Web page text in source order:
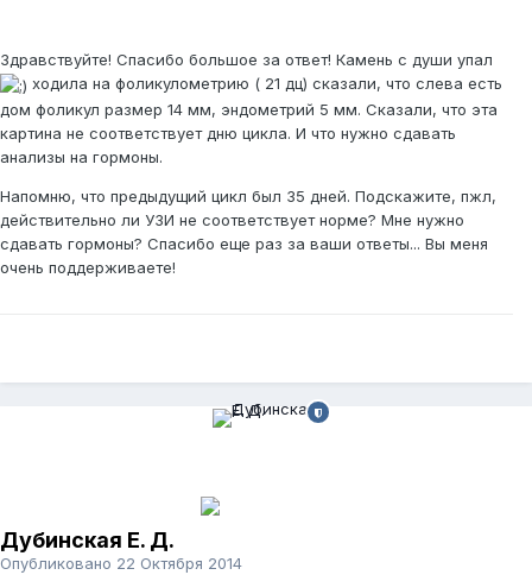
Здравствуйте! Спасибо большое за ответ! Камень с души упал
ходила на фоликулометрию ( 21 дц) сказали, что слева есть
дом фоликул размер 14 мм, эндометрий 5 мм. Сказали, что эта
картина не соответствует дню цикла. И что нужно сдавать
анализы на гормоны.
Напомню, что предыдущий цикл был 35 дней. Подскажите, пжл,
действительно ли УЗИ не соответствует норме? Мне нужно
сдавать гормоны? Спасибо еще раз за ваши ответы... Вы меня
очень поддерживаете!
Дубинская Е. Д.
Опубликовано 22 Октября 2014